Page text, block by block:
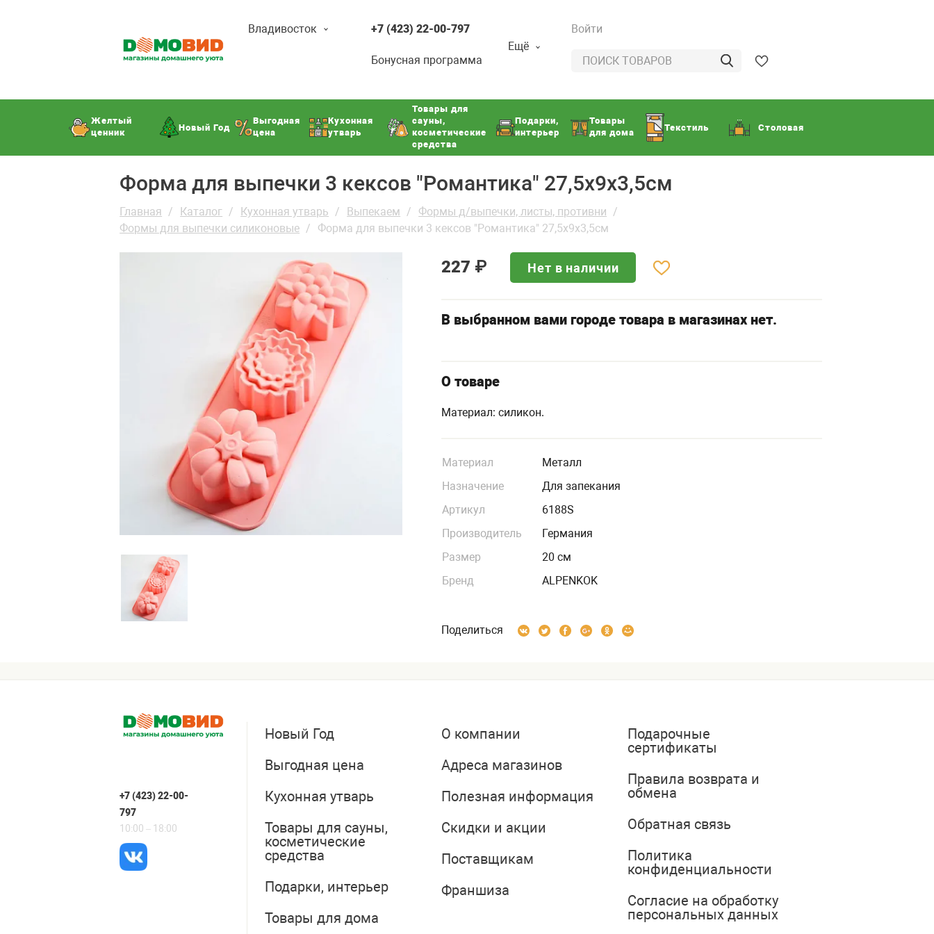
Владивосток +7 (423) 22-00-797
Бонусная программа
Ещё
Войти
Желтый
ценник
Новый Год
Выгодная
цена
Кухонная
утварь
Товары для
сауны,
косметические
средства
Подарки,
интерьер
Товары
для дома
Текстиль Столовая
Форма для выпечки 3 кексов "Романтика" 27,5х9х3,5см
Главная Каталог Кухонная утварь Выпекаем
Формы д/выпечки, листы, противни
Формы для выпечки силиконовые
Форма для выпечки 3 кексов "Романтика" 27,5х9х3,5см
227 ₽ Нет в наличии
В выбранном вами городе товара в магазинах нет.
О товаре
Материал: силикон.
Материал
Металл
Назначение
Для запекания
Артикул
6188S
Производитель
Германия
Размер
20 см
Бренд
ALPENKOK
Поделиться
+7 (423) 22-00-
797
10:00 – 18:00
Новый Год
Выгодная цена
Кухонная утварь
Товары для сауны,
косметические
средства
Подарки, интерьер
Товары для дома
О компании
Адреса магазинов
Полезная информация
Скидки и акции
Поставщикам
Франшиза
Подарочные
сертификаты
Правила возврата и
обмена
Обратная связь
Политика
конфиденциальности
Согласие на обработку
персональных данных